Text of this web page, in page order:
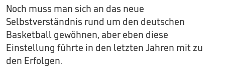
Noch muss man sich an das neue
Selbstverständnis rund um den deutschen
Basketball gewöhnen, aber eben diese
Einstellung führte in den letzten Jahren mit zu
den Erfolgen.